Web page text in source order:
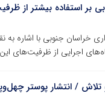
بر استفاده بیشتر از
خراسان جنوبی با اشاره
اجرایی از ظرفیت‌های
تلاش / انتشار پوستر